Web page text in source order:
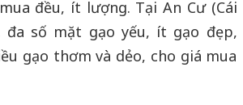
đều, ít lượng. Tại An Cư (Cái
đa số mặt gạo yếu, ít gạo đẹp,
gạo thơm và dẻo, cho giá mua